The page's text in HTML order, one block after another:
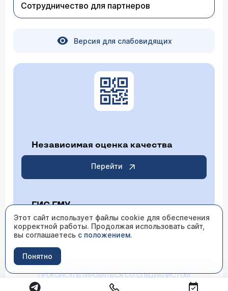
Сотрудничество для партнеров
Версия для слабовидящих
Независимая оценка качества
Перейти
ГИС ГМУ
Перейти
ИМЕЮТСЯ ПРОТИВОПОКАЗАНИЯ НЕОБХОДИМО
ПРОКОНСУЛЬТИРОВАТЬСЯ СО СПЕЦИАЛИСТОМ
Этот сайт использует файлы cookie для обеспечения
корректной работы. Продолжая использовать сайт,
вы соглашаетесь с положением.
Понятно